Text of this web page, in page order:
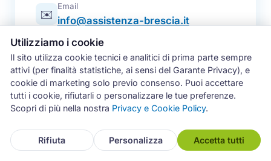
✉️
Email
info@assistenza-brescia.it
📋
Modulo online
Prenota un intervento
📍
Zona operativa
Brescia e intera provincia — tutti i
Utilizziamo i cookie
Il sito utilizza cookie tecnici e analitici di prima parte sempre
attivi (per finalità statistiche, ai sensi del Garante Privacy), e
cookie di marketing solo previo consenso. Puoi accettare
tutti i cookie, rifiutarli o personalizzare le tue preferenze.
Scopri di più nella nostra Privacy e Cookie Policy.
Rifiuta Personalizza Accetta tutti